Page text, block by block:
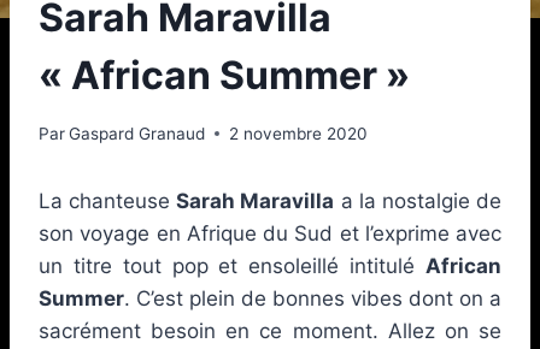
Sarah Maravilla
« African Summer »
ParGaspard Granaud 2 novembre 2020
La chanteuseSarah Maravilla a la nostalgie de
son voyage en Afrique du Sud et l’exprime avec
un titre tout pop et ensoleillé intitulé African
Summer. C’est plein de bonnes vibes dont on a
sacrément besoin en ce moment. Allez on se